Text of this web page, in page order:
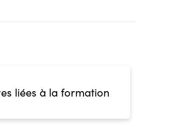
liées à la formation